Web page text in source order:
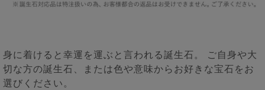
身に着けると幸運を運ぶと言われる誕生石。 ご自身や大
切な方の誕生石、または色や意味からお好きな宝石をお
選びください。